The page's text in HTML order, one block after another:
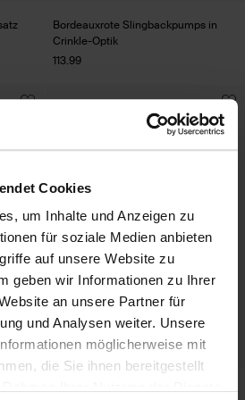
Cookies
um Inhalte und Anzeigen zu
für soziale Medien anbieten
auf unsere Website zu
geben wir Informationen zu Ihrer
an unsere Partner für
und Analysen weiter. Unsere
möglicherweise mit
die Sie ihnen bereitgestellt
Bordeauxrote Slingbackpumps in
Crinkle-Optik
113.99
Schwarze Slingbackpumps mit